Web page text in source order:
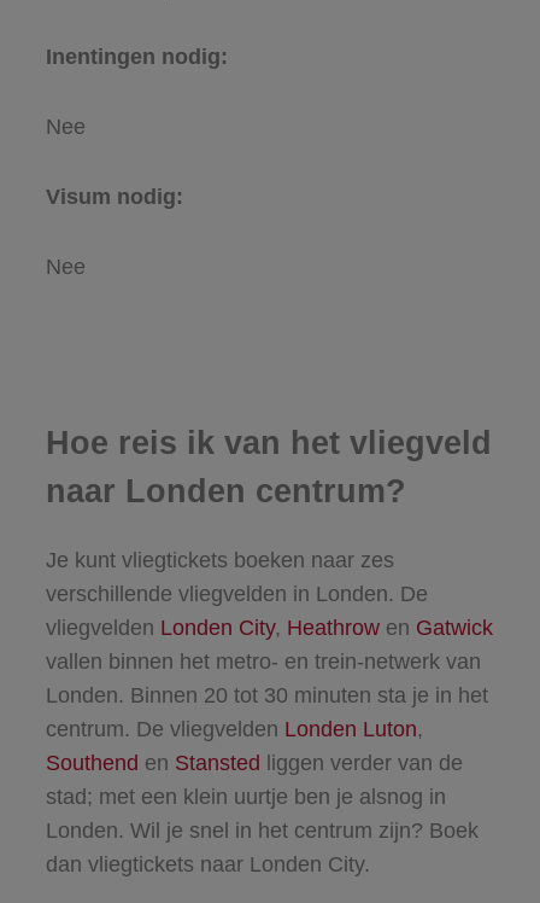
Inentingen nodig:
Nee
Visum nodig:
Nee
Hoe reis ik van het vliegveld
naar Londen centrum?
Je kunt vliegtickets boeken naar zes
verschillende vliegvelden in Londen. De
vliegvelden Londen City, Heathrowen Gatwick
vallen binnen het metro- en trein-netwerk van
Londen. Binnen 20 tot 30 minuten sta je in het
centrum. De vliegvelden Londen Luton,
Southend en Stansted liggen verder van de
stad; met een klein uurtje ben je alsnog in
Londen. Wil je snel in het centrum zijn? Boek
dan vliegtickets naar Londen City.